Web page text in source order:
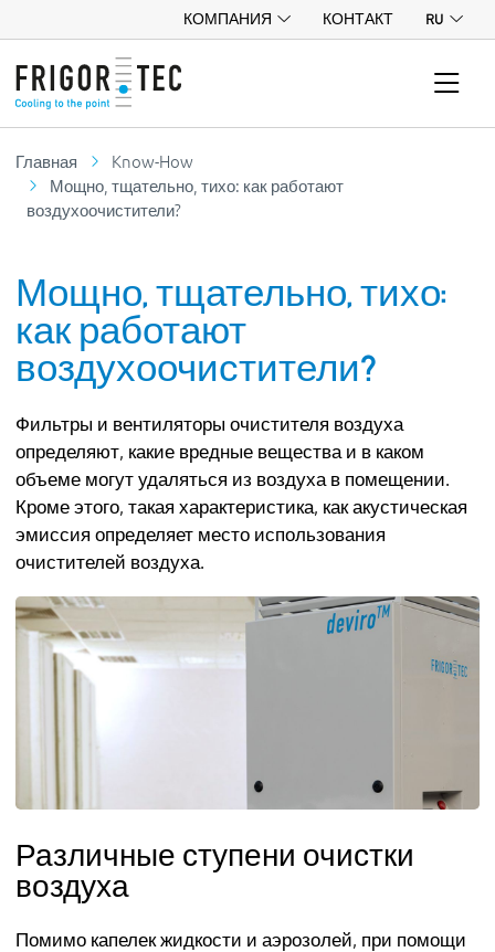
КОМПАНИЯ КОНТАКТ RU
Главная
Know-How
Мощно, тщательно, тихо: как работают
воздухоочистители?
Мощно, тщательно, тихо:
как работают
воздухоочистители?
Фильтры и вентиляторы очистителя воздуха
определяют, какие вредные вещества и в каком
объеме могут удаляться из воздуха в помещении.
Кроме этого, такая характеристика, как акустическая
эмиссия определяет место использования
очистителей воздуха.
Различные ступени очистки
воздуха
Помимо капелек жидкости и аэрозолей, при помощи